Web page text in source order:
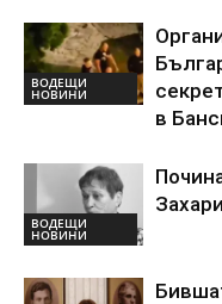
ВОДЕЩИ
НОВИНИ
в
ВОДЕЩИ
НОВИНИ